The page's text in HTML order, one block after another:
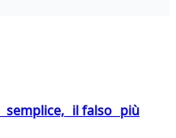
semplice, il falso più